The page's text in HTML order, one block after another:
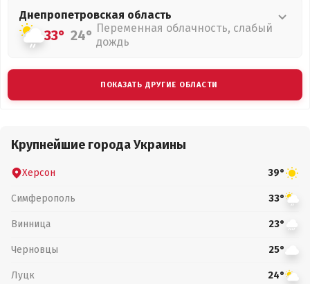
Днепропетровская область
33° 24° Переменная облачность, слабый
дождь
ПОКАЗАТЬ ДРУГИЕ ОБЛАСТИ
Крупнейшие города Украины
Херсон 39°
Симферополь 33°
Винница 23°
Черновцы 25°
Луцк 24°